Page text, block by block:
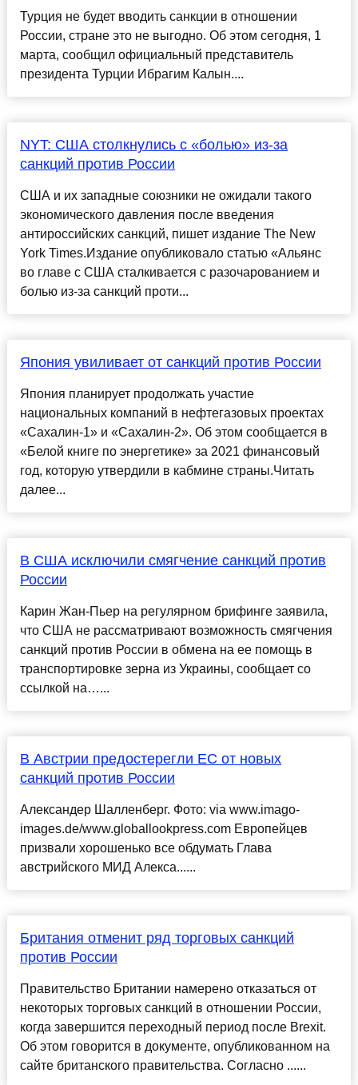
Турция не будет вводить санкции в отношении
России, стране это не выгодно. Об этом сегодня, 1
марта, сообщил официальный представитель
президента Турции Ибрагим Калын....
NYT: США столкнулись с «болью» из-за
санкций против России
США и их западные союзники не ожидали такого
экономического давления после введения
антироссийских санкций, пишет издание The New
York Times.Издание опубликовало статью «Альянс
во главе с США сталкивается с разочарованием и
болью из-за санкций проти...
Япония увиливает от санкций против России
Япония планирует продолжать участие
национальных компаний в нефтегазовых проектах
«Сахалин-1» и «Сахалин-2». Об этом сообщается в
«Белой книге по энергетике» за 2021 финансовый
год, которую утвердили в кабмине страны.Читать
далее...
В США исключили смягчение санкций против
России
Карин Жан-Пьер на регулярном брифинге заявила,
что США не рассматривают возможность смягчения
санкций против России в обмена на ее помощь в
транспортировке зерна из Украины, сообщает со
ссылкой на…...
В Австрии предостерегли ЕС от новых
санкций против России
Александер Шалленберг. Фото: via www.imago-
images.de/www.globallookpress.com Европейцев
призвали хорошенько все обдумать Глава
австрийского МИД Алекса......
Британия отменит ряд торговых санкций
против России
Правительство Британии намерено отказаться от
некоторых торговых санкций в отношении России,
когда завершится переходный период после Brexit.
Об этом говорится в документе, опубликованном на
сайте британского правительства. Согласно ......